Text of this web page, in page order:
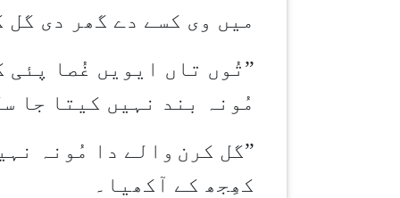
میں وی کسے دے گھر دی گل
”تُوں تاں ایویں غُصا پئی
مُونہ بند نہیں کیتا جا
”گل کرن والے دا مُونہ
کھِجھ کے آکھیا۔